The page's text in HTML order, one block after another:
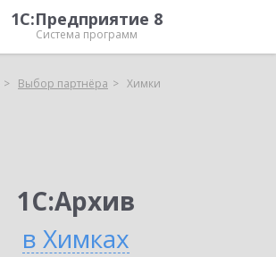
1С:Предприятие 8
Система программ
Выбор партнёра Химки
1С:Архив
в Химках